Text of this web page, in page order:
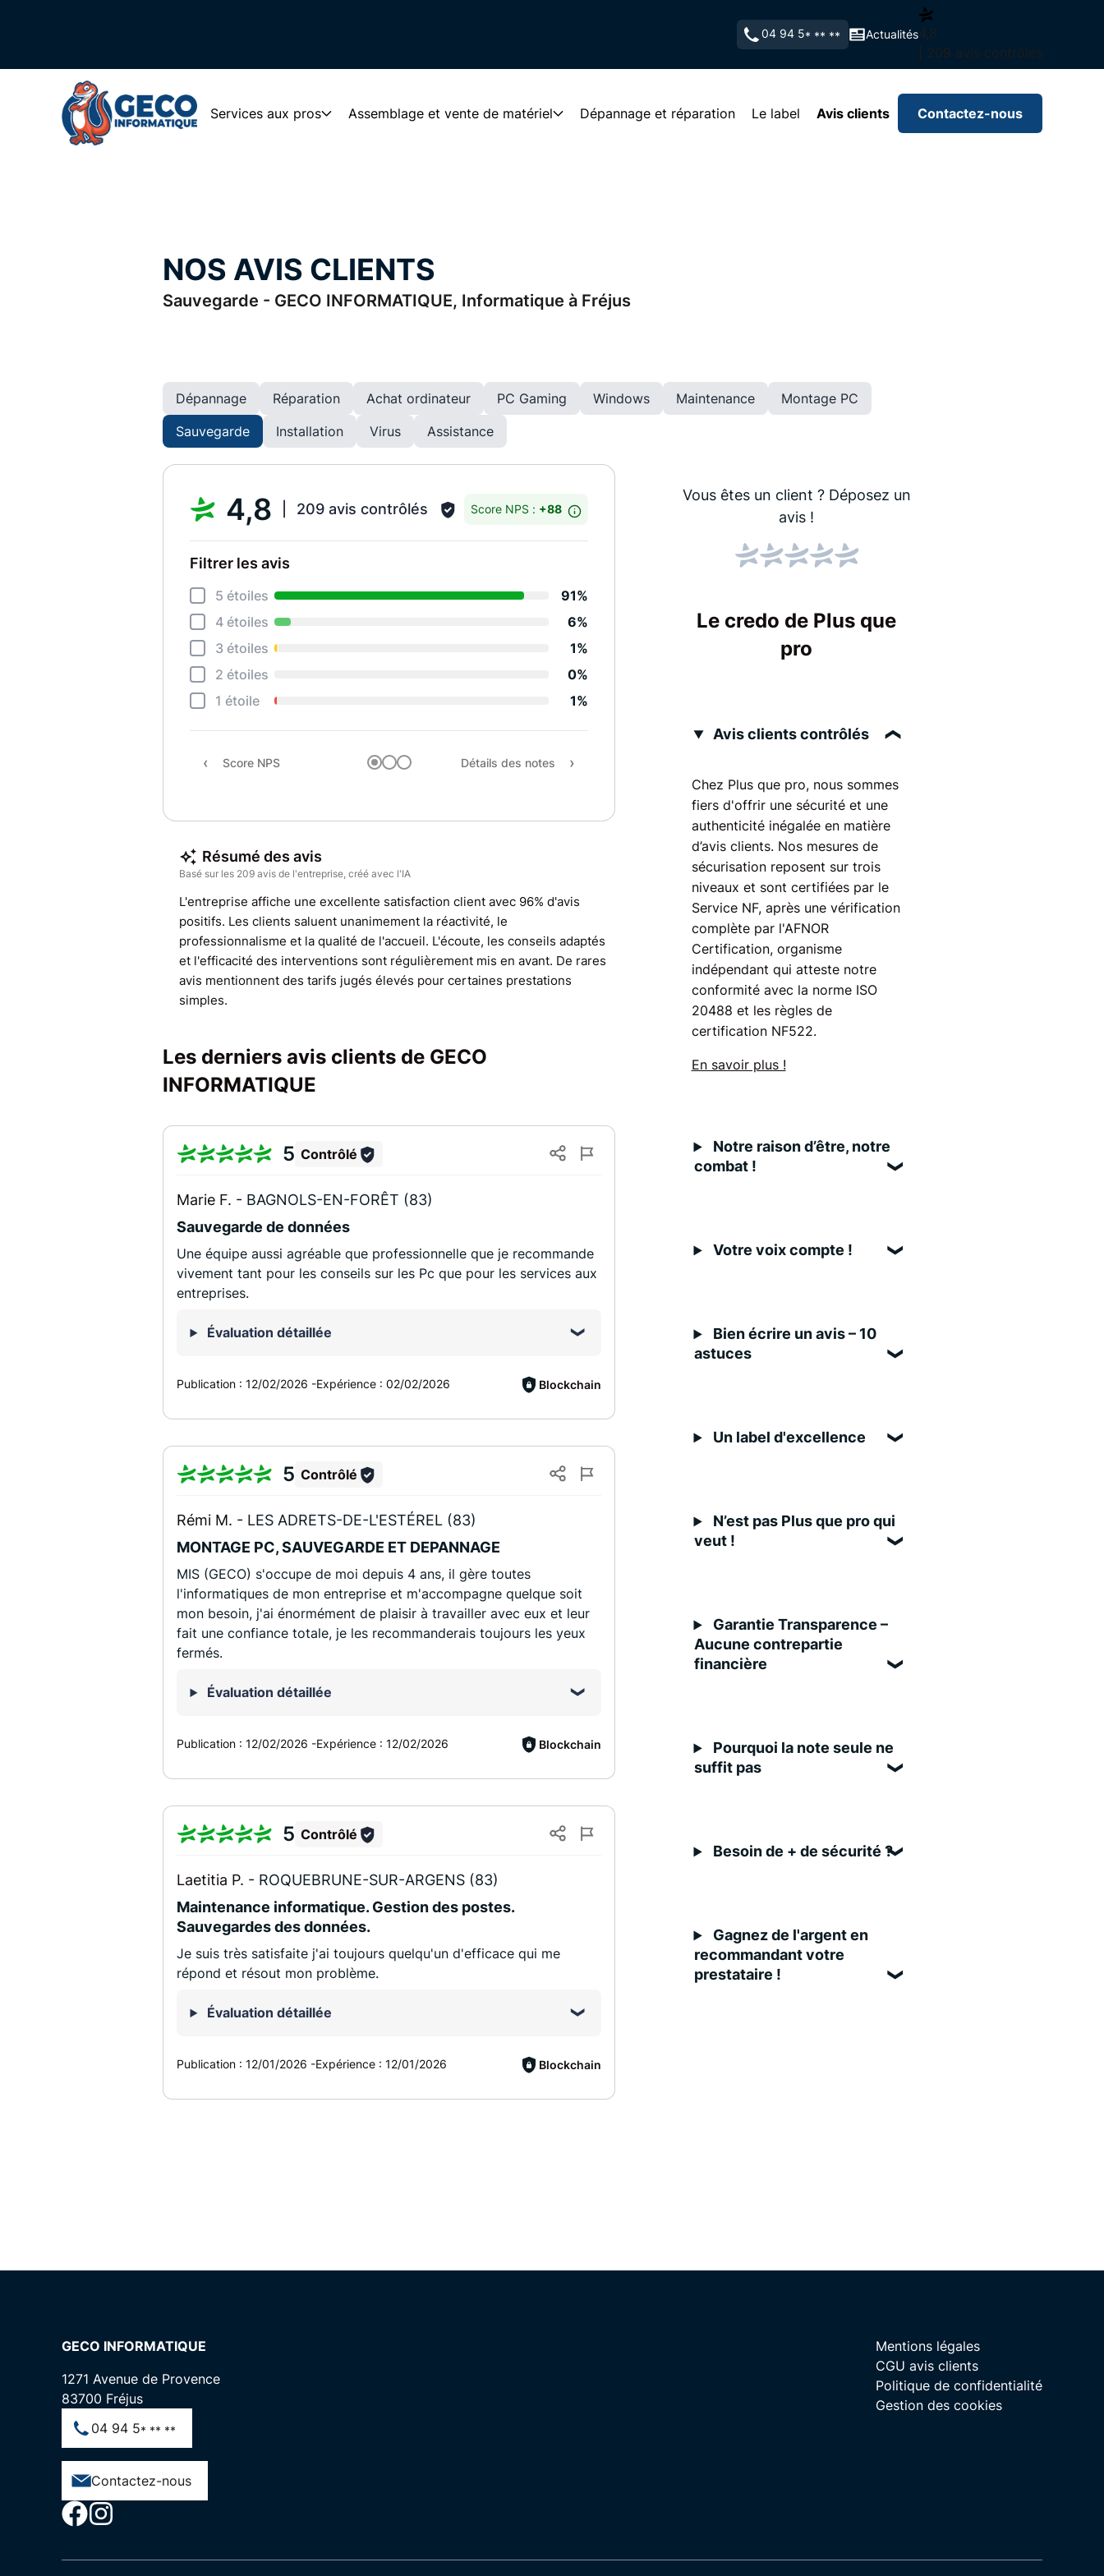
04 94 5* ** ** Actualités4,8
| 209 avis contrôlés
Services aux pros Assemblage et vente de matériel Dépannage et réparation Le label Avis clients Contactez-nous
Sauvegarde - GECO INFORMATIQUE, Informatique à Fréjus
NOS AVIS CLIENTS
Dépannage Réparation Achat ordinateur PC Gaming Windows Maintenance
Montage PC
Sauvegarde
Installation Virus Assistance
4,8 209 avis contrôlés Score NPS : +88
Filtrer les avis
5 étoiles
91%
4 étoiles
6%
3 étoiles
1%
2 étoiles
0%
1 étoile
1%
Recommandation
Score NPS Détails des notes
Résumé des avis
Basé sur les 209 avis de l'entreprise, créé avec l'IA
L'entreprise affiche une excellente satisfaction client avec 96% d'avis
positifs. Les clients saluent unanimement la réactivité, le
professionnalisme et la qualité de l'accueil. L'écoute, les conseils adaptés
et l'efficacité des interventions sont régulièrement mis en avant. De rares
avis mentionnent des tarifs jugés élevés pour certaines prestations
simples.
Les derniers avis clients de GECO
INFORMATIQUE
5 Contrôlé
Marie F. - BAGNOLS-EN-FORÊT (83)
Sauvegarde de données
Une équipe aussi agréable que professionnelle que je recommande
vivement tant pour les conseils sur les Pc que pour les services aux
entreprises.
Évaluation détaillée
Publication :12/02/2026 -Expérience :02/02/2026 Blockchain
5 Contrôlé
Rémi M. - LES ADRETS-DE-L'ESTÉREL (83)
MONTAGE PC, SAUVEGARDE ET DEPANNAGE
MIS (GECO) s'occupe de moi depuis 4 ans, il gère toutes
l'informatiques de mon entreprise et m'accompagne quelque soit
mon besoin, j'ai énormément de plaisir à travailler avec eux et leur
fait une confiance totale, je les recommanderais toujours les yeux
fermés.
Évaluation détaillée
Publication :12/02/2026 -Expérience :12/02/2026 Blockchain
5 Contrôlé
Laetitia P. - ROQUEBRUNE-SUR-ARGENS (83)
Maintenance informatique. Gestion des postes.
Sauvegardes des données.
Je suis très satisfaite j'ai toujours quelqu'un d'efficace qui me
répond et résout mon problème.
Évaluation détaillée
Publication :12/01/2026 -Expérience :12/01/2026 Blockchain
Vous êtes un client ? Déposez un
avis !
Le credo de Plus que
pro
Avis clients contrôlés
Chez Plus que pro, nous sommes
fiers d'offrir une sécurité et une
authenticité inégalée en matière
d’avis clients. Nos mesures de
sécurisation reposent sur trois
niveaux et sont certifiées par le
Service NF, après une vérification
complète par l'AFNOR
Certification, organisme
indépendant qui atteste notre
conformité avec la norme ISO
20488 et les règles de
certification NF522.
En savoir plus !
Notre raison d’être, notre
combat !
Votre voix compte !
Bien écrire un avis – 10
astuces
Un label d'excellence
N’est pas Plus que pro qui
veut !
Garantie Transparence –
Aucune contrepartie
financière
Pourquoi la note seule ne
suffit pas
Besoin de + de sécurité ?
Gagnez de l'argent en
recommandant votre
prestataire !
GECO INFORMATIQUE
1271 Avenue de Provence
83700 Fréjus
04 94 5* ** **
Contactez-nous
Mentions légales
CGU avis clients
Politique de confidentialité
Gestion des cookies